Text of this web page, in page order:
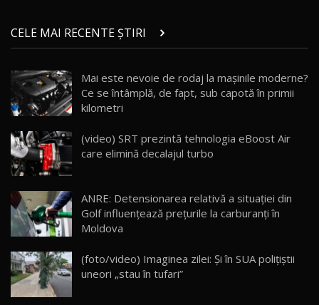
chinez care face lumea să se întoarcă după el
/ AutoBlog.MD
17:27
15 14:37
16
AutoBlogMD
13:10
17 20:06
30:08
CELE MAI RECENTE ȘTIRI
Mai este nevoie de rodaj la mașinile moderne?
Ce se întâmplă, de fapt, sub capotă în primii
kilometri
(video) SRT prezintă tehnologia eBoost Air
care elimină decalajul turbo
ANRE: Detensionarea relativă a situației din
Golf influențează prețurile la carburanți în
Moldova
(foto/video) Imaginea zilei: Și în SUA polițiștii
uneori „stau în tufari”